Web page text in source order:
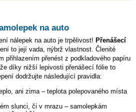
na auto
nálepek na auto je trpělivost! Přenášecí
to její vada, nýbrž vlastnost. Členité
přihlazením přenést z podkladového papíru
díky nižší lepivosti přenášecí fólie to
dodržujte následující pravidla:
ani zima – teplota polepovaného místa
slunci, či v mrazu – samolepkám